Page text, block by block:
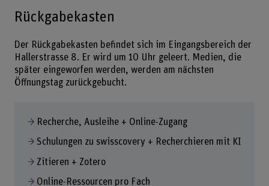
Rückgabekasten
Der Rückgabekasten befindet sich im Eingangsbereich der
Hallerstrasse 8. Er wird um 10 Uhr geleert. Medien, die
später eingeworfen werden, werden am nächsten
Öffnungstag zurückgebucht.
Recherche, Ausleihe + Online-Zugang
Schulungen zu swisscovery + Recherchieren mit KI
Zitieren + Zotero
Online-Ressourcen pro Fach